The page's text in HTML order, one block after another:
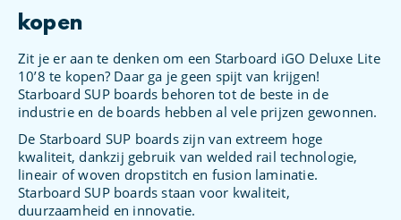
kopen
Zit je er aan te denken om een Starboard iGO Deluxe Lite
10’8 te kopen? Daar ga je geen spijt van krijgen!
Starboard SUP boards behoren tot de beste in de
industrie en de boards hebben al vele prijzen gewonnen.
De Starboard SUP boards zijn van extreem hoge
kwaliteit, dankzij gebruik van welded rail technologie,
lineair of woven dropstitch en fusion laminatie.
Starboard SUP boards staan voor kwaliteit,
duurzaamheid en innovatie.